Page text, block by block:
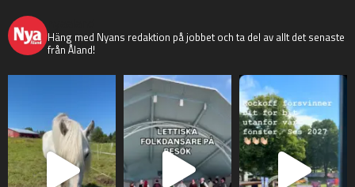
Häng med Nyans redaktion på jobbet och ta del av allt det senaste
från Åland!